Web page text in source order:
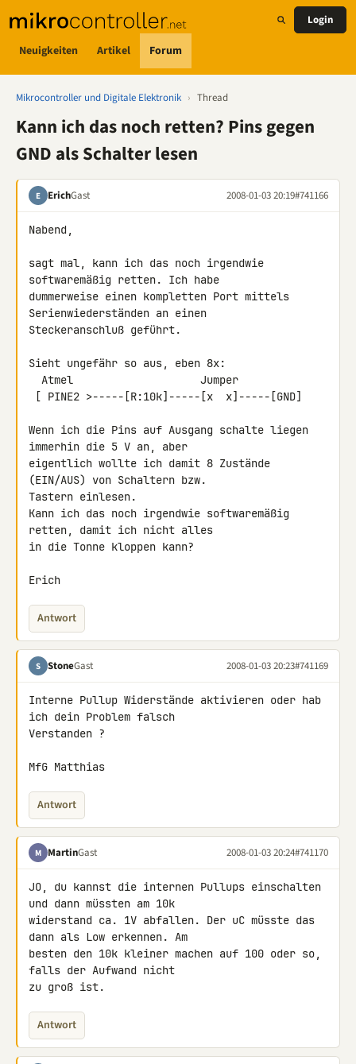
Neuigkeiten Artikel Forum
Login
Mikrocontroller und Digitale Elektronik › Thread
Kann ich das noch retten? Pins gegen
GND als Schalter lesen
E ErichGast 2008-01-03 20:19#741166
Nabend,
sagt mal, kann ich das noch irgendwie
softwaremäßig retten. Ich habe
dummerweise einen kompletten Port mittels
Serienwiederständen an einen
Steckeranschluß geführt.
Sieht ungefähr so aus, eben 8x:
Wenn ich die Pins auf Ausgang schalte liegen
immerhin die 5 V an, aber
eigentlich wollte ich damit 8 Zustände
(EIN/AUS) von Schaltern bzw.
Tastern einlesen.
Kann ich das noch irgendwie softwaremäßig
retten, damit ich nicht alles
in die Tonne kloppen kann?
Erich
Antwort
S StoneGast 2008-01-03 20:23#741169
Interne Pullup Widerstände aktivieren oder hab
ich dein Problem falsch
Verstanden ?
MfG Matthias
Antwort
M MartinGast 2008-01-03 20:24#741170
JO, du kannst die internen Pullups einschalten
und dann müssten am 10k
widerstand ca. 1V abfallen. Der uC müsste das
dann als Low erkennen. Am
besten den 10k kleiner machen auf 100 oder so,
falls der Aufwand nicht
zu groß ist.
Antwort